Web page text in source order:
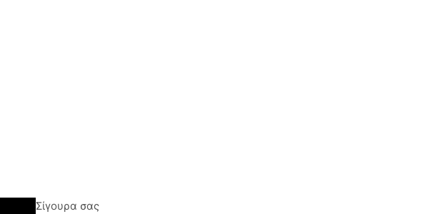
Σίγουρα σας